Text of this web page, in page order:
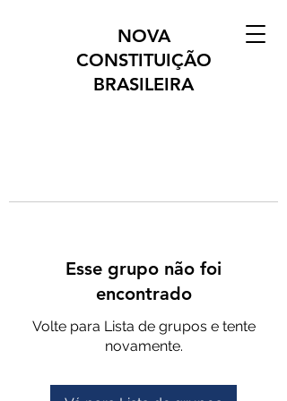
NOVA
CONSTITUIÇÃO
BRASILEIRA
Esse grupo não foi
encontrado
Volte para Lista de grupos e tente
novamente.